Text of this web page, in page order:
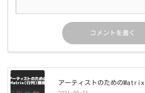
アーティストのための